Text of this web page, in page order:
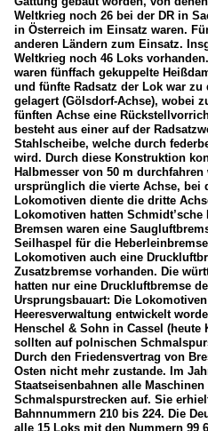
Weltkrieg noch 26 bei der DR in
in Österreich im Einsatz waren.
anderen Ländern zum Einsatz.
Weltkrieg noch 46 Loks
waren fünffach gekuppelte
und fünfte Radsatz der Lok war
gelagert (Gölsdorf-Achse), wobei
fünften Achse eine
besteht aus einer auf der
Stahlscheibe, welche durch
wird. Durch diese Konstruktion
Halbmesser von 50 m
ursprünglich die vierte Achse, bei
Lokomotiven diente die dritte
Lokomotiven hatten
Bremsen waren eine
Seilhaspel für die
Lokomotiven auch eine
Zusatzbremse vorhanden. Die
hatten nur eine Druckluftbremse
Ursprungsbauart: Die
Heeresverwaltung entwickelt
Henschel & Sohn in Cassel (heute
sollten auf polnischen
Durch den Friedensvertrag von
Osten nicht mehr zustande. Im
Staatseisenbahnen alle
Schmalspurstrecken auf. Sie
Bahnnummern 210 bis 224. Die
alle 15 Loks mit den Nummern 99